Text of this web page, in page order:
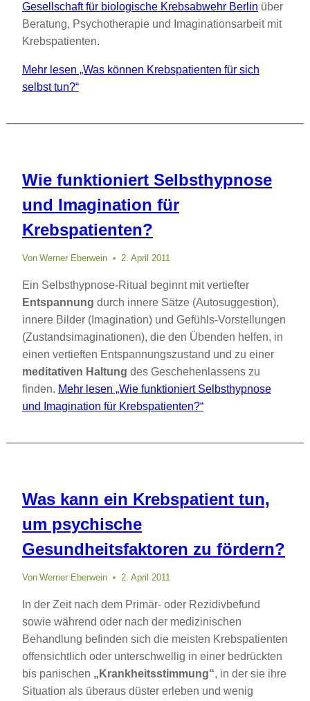
Gesellschaft für biologische Krebsabwehr Berlin über
Beratung, Psychotherapie und Imaginationsarbeit mit
Krebspatienten.
Mehr lesen „Was können Krebspatienten für sich
selbst tun?“
Wie funktioniert Selbsthypnose
und Imagination für
Krebspatienten?
Von Werner Eberwein 2. April 2011
Ein Selbsthypnose-Ritual beginnt mit vertiefter
Entspannung durch innere Sätze (Autosuggestion),
innere Bilder (Imagination) und Gefühls-Vorstellungen
(Zustandsimaginationen), die den Übenden helfen, in
einen vertieften Entspannungszustand und zu einer
meditativen Haltung des Geschehenlassens zu
finden. Mehr lesen „Wie funktioniert Selbsthypnose
und Imagination für Krebspatienten?“
Was kann ein Krebspatient tun,
um psychische
Gesundheitsfaktoren zu fördern?
Von Werner Eberwein 2. April 2011
In der Zeit nach dem Primär- oder Rezidivbefund
sowie während oder nach der medizinischen
Behandlung befinden sich die meisten Krebspatienten
offensichtlich oder unterschwellig in einer bedrückten
bis panischen „Krankheitsstimmung“, in der sie ihre
Situation als überaus düster erleben und wenig